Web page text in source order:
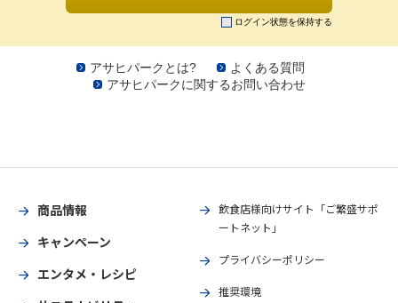
ログイン状態を保持する
アサヒパークとは?
よくある質問
アサヒパークに関するお問い合わせ
商品情報
キャンペーン
エンタメ・レシピ
飲食店様向けサイト「ご繁盛サポ
ートネット」
プライバシーポリシー
推奨環境